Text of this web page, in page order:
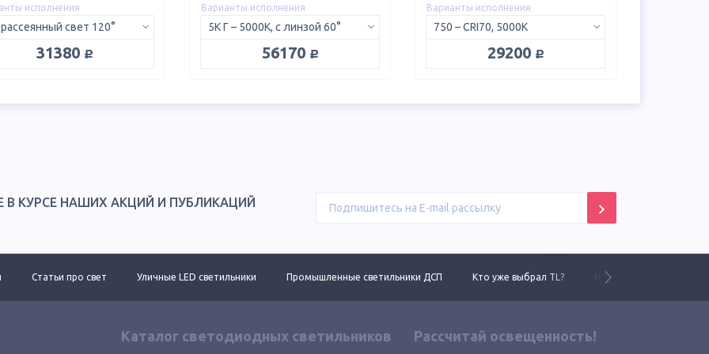
исполнения
свет 120°
31380 руб.
Варианты исполнения
5K Г – 5000K, с линзой 60°
56170 руб.
Варианты исполнения
750 – CRI70, 5000K
29200 руб.
В КУРСЕ НАШИХ АКЦИЙ И ПУБЛИКАЦИЙ
Статьи про свет Уличные LED светильники Промышленные светильники ДСП Кто уже выбрал TL? Новинки 2025 года
Каталог светодиодных светильников Рассчитай освещенность!